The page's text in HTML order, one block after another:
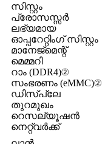
സിസ്റ്റം
പ്രോസസ്സർ
ലഭ്യമായ
ഓപ്പറേറ്റിംഗ് സിസ്റ്റം
മാനേജ്മെന്റ്
മെമ്മറി
റാം (DDR4)②
സംഭരണം (eMMC)②
ഡിസ്പ്ലേ
തുറമുഖം
റെസല്യൂഷൻ
നെറ്റ്‌വർക്ക്